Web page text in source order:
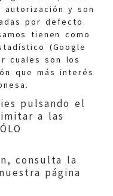
autorización y son
por defecto.
tienen como
(Google
cuales son los
que más interés
pulsando el
a las
consulta la
página
/
privacidad|